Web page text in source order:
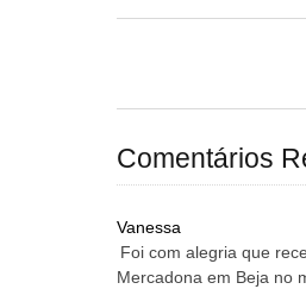
Comentários
Vanessa
Foi com alegria que
Mercadona em Beja no